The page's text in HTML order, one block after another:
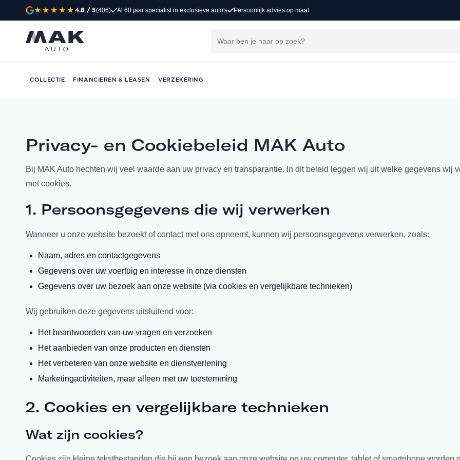
4.8 / 5(406) Al 60 jaar specialist in exclusieve auto's Persoonlijk advies op maat
COLLECTIE FINANCIEREN & LEASEN VERZEKERING
Privacy- en Cookiebeleid MAK Auto
Bij MAK Auto hechten wij veel waarde aan uw privacy en transparantie. In dit beleid leggen wij uit welke gegevens wij
met cookies.
1. Persoonsgegevens die wij verwerken
Wanneer u onze website bezoekt of contact met ons opneemt, kunnen wij persoonsgegevens verwerken, zoals:
Naam, adres en contactgegevens
Gegevens over uw voertuig en interesse in onze diensten
Gegevens over uw bezoek aan onze website (via cookies en vergelijkbare technieken)
Wij gebruiken deze gegevens uitsluitend voor:
Het beantwoorden van uw vragen en verzoeken
Het aanbieden van onze producten en diensten
Het verbeteren van onze website en dienstverlening
Marketingactiviteiten, maar alleen met uw toestemming
2. Cookies en vergelijkbare technieken
Wat zijn cookies?